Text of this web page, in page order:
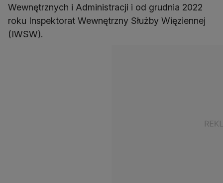
Wewnętrznych i Administracji i od grudnia 2022
roku Inspektorat Wewnętrzny Służby Więziennej
(IWSW).